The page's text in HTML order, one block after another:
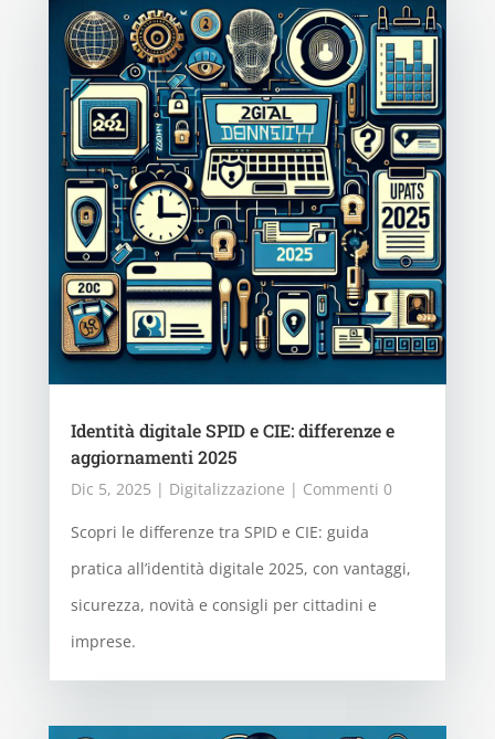
Identità digitale SPID e CIE: differenze e
aggiornamenti 2025
Dic 5, 2025 | Digitalizzazione | Commenti 0
Scopri le differenze tra SPID e CIE: guida
pratica all’identità digitale 2025, con vantaggi,
sicurezza, novità e consigli per cittadini e
imprese.